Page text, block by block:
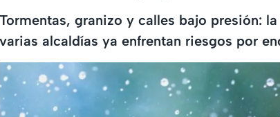
Tormentas, granizo y calles bajo presión:
varias alcaldías ya enfrentan riesgos por